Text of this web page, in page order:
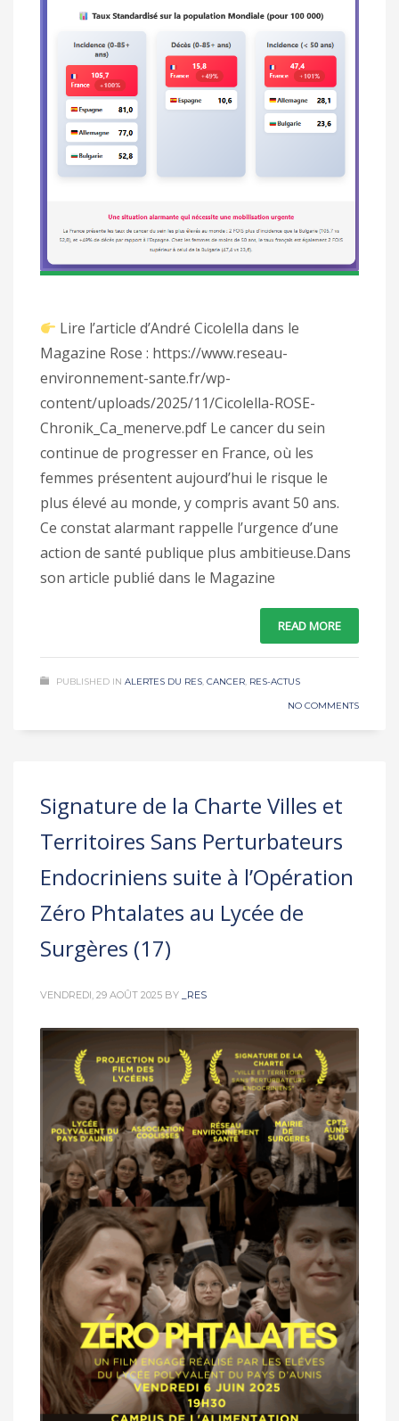
Lire l’article d’André Cicolella dans le
Magazine Rose : https://www.reseau-
environnement-sante.fr/wp-
content/uploads/2025/11/Cicolella-ROSE-
Chronik_Ca_menerve.pdf Le cancer du sein
continue de progresser en France, où les
femmes présentent aujourd’hui le risque le
plus élevé au monde, y compris avant 50 ans.
Ce constat alarmant rappelle l’urgence d’une
action de santé publique plus ambitieuse.Dans
son article publié dans le Magazine
READ MORE
PUBLISHED IN ALERTES DU RES, CANCER, RES-ACTUS
NO COMMENTS
Signature de la Charte Villes et
Territoires Sans Perturbateurs
Endocriniens suite à l’Opération
Zéro Phtalates au Lycée de
Surgères (17)
VENDREDI, 29 AOÛT 2025 BY _RES